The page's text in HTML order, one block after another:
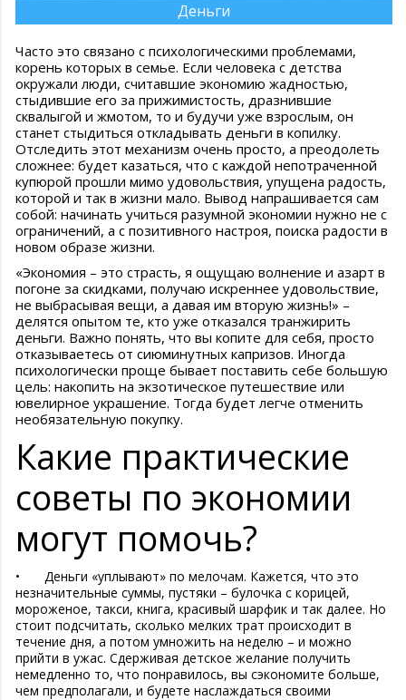
Деньги
Часто это связано с психологическими проблемами,
корень которых в семье. Если человека с детства
окружали люди, считавшие экономию жадностью,
стыдившие его за прижимистость, дразнившие
сквалыгой и жмотом, то и будучи уже взрослым, он
станет стыдиться откладывать деньги в копилку.
Отследить этот механизм очень просто, а преодолеть
сложнее: будет казаться, что с каждой непотраченной
купюрой прошли мимо удовольствия, упущена радость,
которой и так в жизни мало. Вывод напрашивается сам
собой: начинать учиться разумной экономии нужно не с
ограничений, а с позитивного настроя, поиска радости в
новом образе жизни.
«Экономия – это страсть, я ощущаю волнение и азарт в
погоне за скидками, получаю искреннее удовольствие,
не выбрасывая вещи, а давая им вторую жизнь!» –
делятся опытом те, кто уже отказался транжирить
деньги. Важно понять, что вы копите для себя, просто
отказываетесь от сиюминутных капризов. Иногда
психологически проще бывает поставить себе большую
цель: накопить на экзотическое путешествие или
ювелирное украшение. Тогда будет легче отменить
необязательную покупку.
Какие практические
советы по экономии
могут помочь?
•
Деньги «уплывают» по мелочам. Кажется, что это
незначительные суммы, пустяки – булочка с корицей,
мороженое, такси, книга, красивый шарфик и так далее. Но
стоит подсчитать, сколько мелких трат происходит в
течение дня, а потом умножить на неделю – и можно
прийти в ужас. Сдерживая детское желание получить
немедленно то, что понравилось, вы сэкономите больше,
чем предполагали, и будете наслаждаться своими